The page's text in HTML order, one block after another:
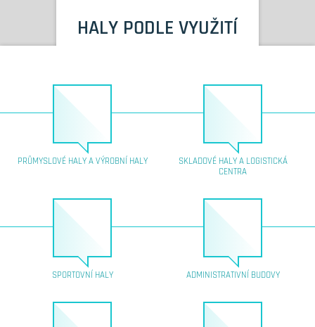
HALY PODLE VYUŽITÍ
PRŮMYSLOVÉ HALY A VÝROBNÍ HALY
SKLADOVÉ HALY A LOGISTICKÁ
CENTRA
SPORTOVNÍ HALY ADMINISTRATIVNÍ BUDOVY